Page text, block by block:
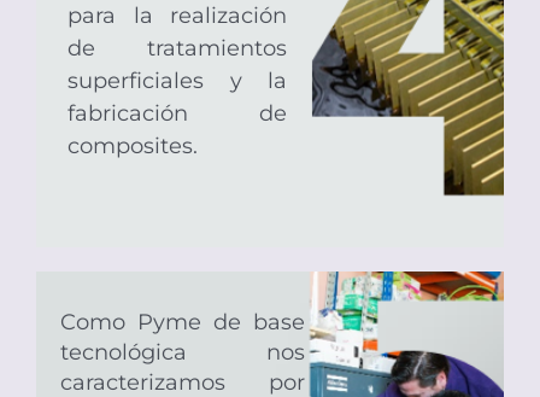
para la realización
de tratamientos
superficiales y la
fabricación de
composites.
Como Pyme de base
tecnológica nos
caracterizamos por